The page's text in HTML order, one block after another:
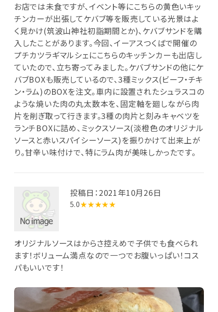
お店では未食ですが、イベント等にこちらの黄色いキッ
チンカーが出張してケバブ等を販売している光景はよ
く見かけ(筑波山神社初詣期間とか)、ケバブサンドを購
入したことがあります。今回、イーアスつくばで開催の
プチカツラギマルシェにこちらのキッチンカーも出店し
ていたので、立ち寄ってみました。ケバブサンドの他にケ
バブBOXも販売しているので、3種ミックス(ビーフ・チキ
ン・ラム)のBOXを注文。車内に設置されたシュラスコの
ような焼いた肉の丸太数本を、固定軸を廻しながら肉
片を削ぎ取って行きます。3種の肉片と刻みキャベツを
ランチBOXに詰め、ミックスソース(淡橙色のオリジナル
ソースと赤いスパイシーソース)を振りかけて出来上が
り。甘辛い味付けで、特にラム肉が美味しかったです。
投稿日：2021年10月26日
5.0★★★★★
オリジナルソースはからさ控えめで子供でも食べられ
ます！ボリューム満点なので一つでお腹いっぱい！コス
パもいいです！